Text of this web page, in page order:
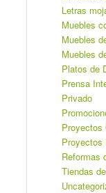
Letras
Muebles
Muebles
Muebles
Platos de
Prensa
Privado
Proyectos
Proyectos
Reformas
Tiendas